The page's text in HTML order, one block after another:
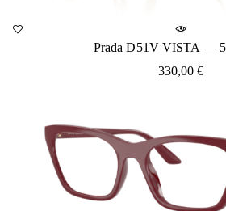
Prada D51V VISTA —
330,00€